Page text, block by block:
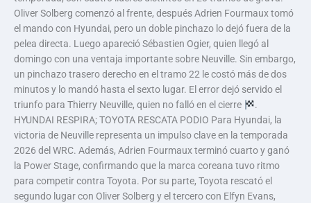
Oliver Solberg comenzó al frente, después Adrien Fourmaux tomó
el mando con Hyundai, pero un doble pinchazo lo dejó fuera de la
pelea directa. Luego apareció Sébastien Ogier, quien llegó al
domingo con una ventaja importante sobre Neuville. Sin embargo,
un pinchazo trasero derecho en el tramo 22 le costó más de dos
minutos y lo mandó hasta el sexto lugar. El error dejó servido el
triunfo para Thierry Neuville, quien no falló en el cierre
.
HYUNDAI RESPIRA; TOYOTA RESCATA PODIO Para Hyundai, la
victoria de Neuville representa un impulso clave en la temporada
2026 del WRC. Además, Adrien Fourmaux terminó cuarto y ganó
la Power Stage, confirmando que la marca coreana tuvo ritmo
para competir contra Toyota. Por su parte, Toyota rescató el
segundo lugar con Oliver Solberg y el tercero con Elfyn Evans,